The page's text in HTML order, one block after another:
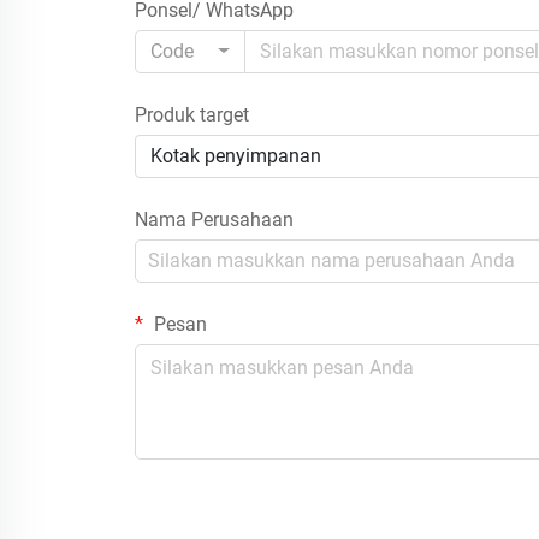
Ponsel/ WhatsApp
Code
Produk target
Kotak penyimpanan
Nama Perusahaan
Pesan